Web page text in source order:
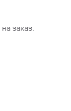
на заказ.